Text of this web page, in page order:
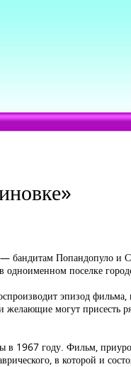
бандитам Попандопуло и
одноименном поселке
эпизод фильма,
могут присесть
в 1967 году. Фильм,
в которой и